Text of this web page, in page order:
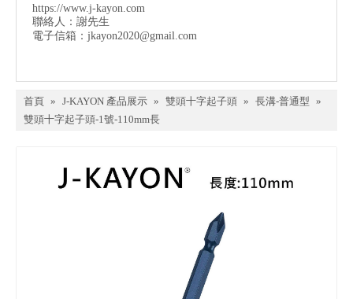
https://www.j-kayon.com
聯絡人：謝先生
電子信箱： jkayon2020@gmail.com
首頁 » J-KAYON 產品展示 » 雙頭十字起子頭 » 長溝-普通型 »
雙頭十字起子頭-1號-110mm長